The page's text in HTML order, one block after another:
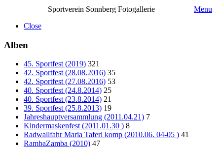
Sportverein Sonnberg Fotogallerie
Menu
Close
Alben
45. Sportfest (2019) 321
42. Sportfest (28.08.2016) 35
42. Sportfest (27.08.2016) 53
40. Sportfest (24.8.2014) 25
40. Sportfest (23.8.2014) 21
39. Sportfest (25.8.2013) 19
Jahreshauptversammlung (2011.04.21) 7
Kindermaskenfest (2011.01.30 ) 8
Radwallfahr Maria Taferl komp (2010.06. 04-05 ) 41
RambaZamba (2010) 47